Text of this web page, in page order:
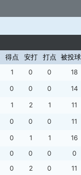
得点 安打 打点 被投
1 0 0 18
0 0 0 14
1 2 1 11
0 0 0 11
0 1 1 16
0 0 0 0
0 2 0 11